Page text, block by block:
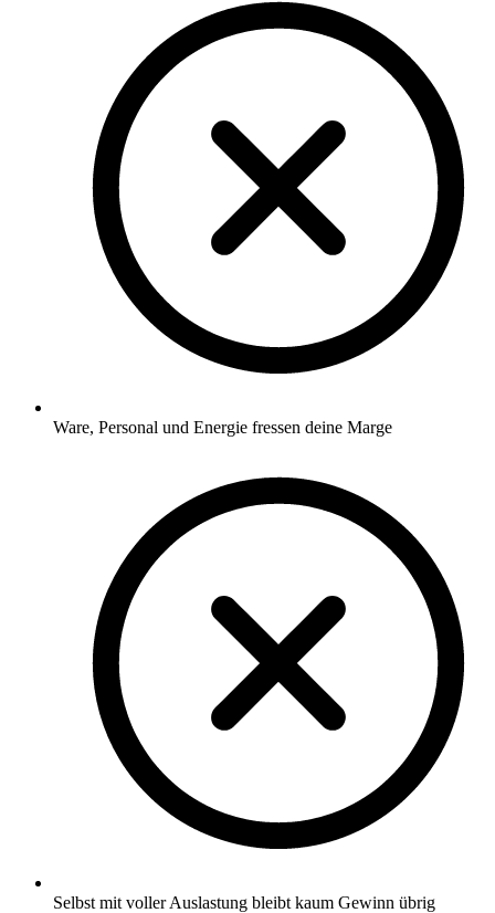
Ware, Personal und Energie fressen deine Marge
Selbst mit voller Auslastung bleibt kaum Gewinn übrig